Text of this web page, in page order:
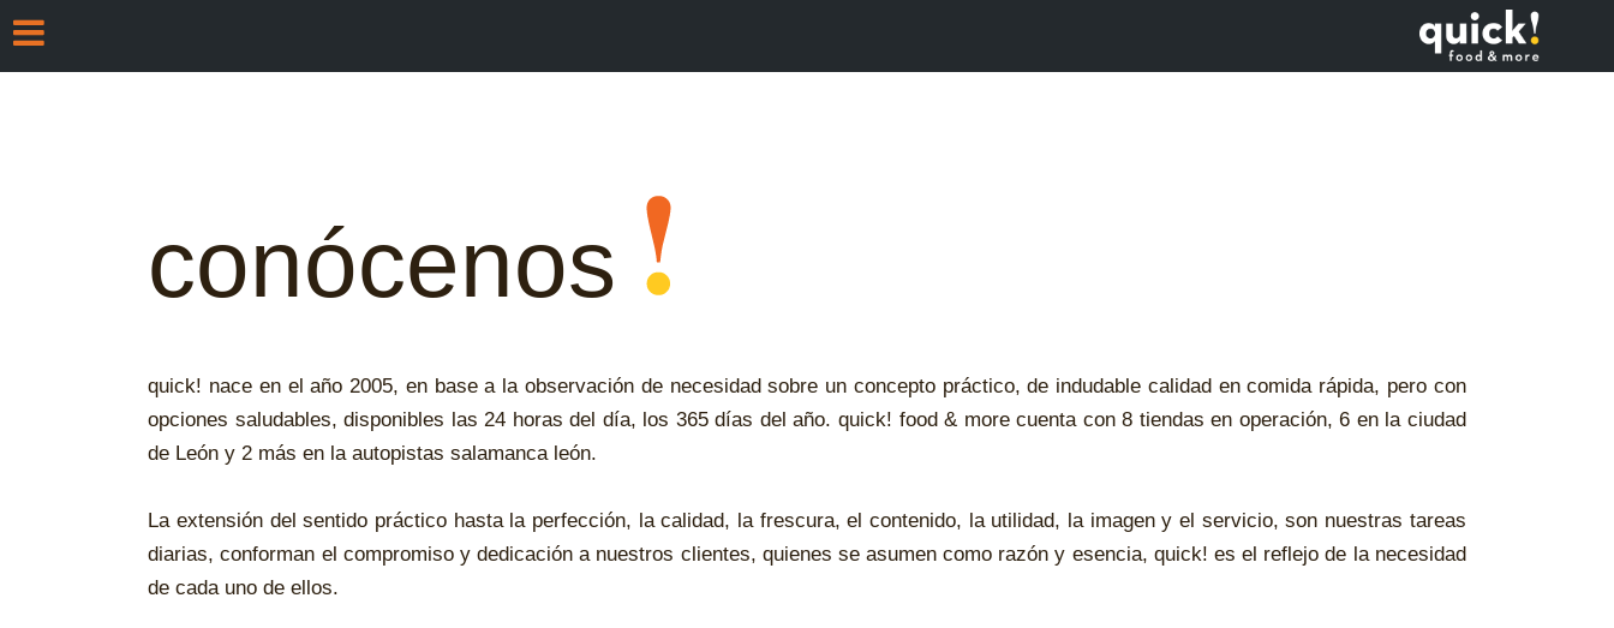
conócenos
quick! nace en el año 2005, en base a la observación de necesidad sobre un concepto práctico, de indudable calidad en comida rápida, pero con
opciones saludables, disponibles las 24 horas del día, los 365 días del año. quick! food & more cuenta con 8 tiendas en operación, 6 en la ciudad
de León y 2 más en la autopistas salamanca león.
La extensión del sentido práctico hasta la perfección, la calidad, la frescura, el contenido, la utilidad, la imagen y el servicio, son nuestras tareas
diarias, conforman el compromiso y dedicación a nuestros clientes, quienes se asumen como razón y esencia, quick! es el reflejo de la necesidad
de cada uno de ellos.